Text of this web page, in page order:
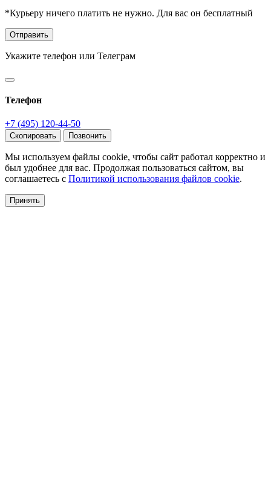
*Курьеру ничего платить не нужно. Для вас он бесплатный
Отправить
Укажите телефон или Телеграм
Телефон
+7 (495) 120-44-50
Скопировать Позвонить
Мы используем файлы cookie, чтобы сайт работал корректно и
был удобнее для вас. Продолжая пользоваться сайтом, вы
соглашаетесь с Политикой использования файлов cookie.
Принять